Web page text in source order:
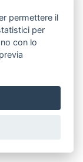
permettere il
per
con lo